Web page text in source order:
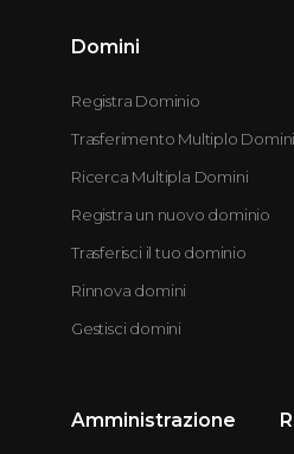
Domini
Registra Dominio
Trasferimento Multiplo Domini
Ricerca Multipla Domini
Registra un nuovo dominio
Trasferisci il tuo dominio
Rinnova domini
Gestisci domini
Amministrazione